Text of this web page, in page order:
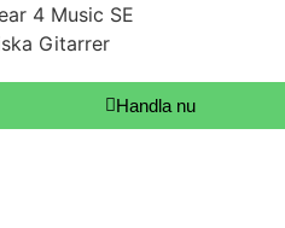
4 Music SE
Gitarrer
Handla nu